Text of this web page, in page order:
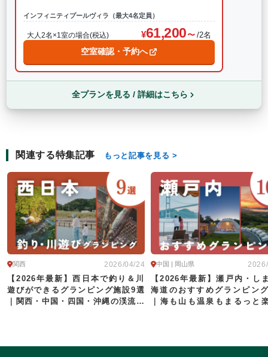
インフィニティプールヴィラ（最大4名定員）
大人2名×1室の場合(税込) 61,200 /2名
空室確認・予約へ
全プランを見る / 詳細はこちら
関連する特集記事 もっと記事を見る
2026/04/24
関西
【2026年最新】西日本で釣り＆川
遊びができるグランピング施設9選
｜関西・中国・四国・沖縄の渓流〜
中国 | 岡山県
【2026年最新】瀬戸内・し
海道のおすすめグランピン
｜海も山も温泉もまるっと